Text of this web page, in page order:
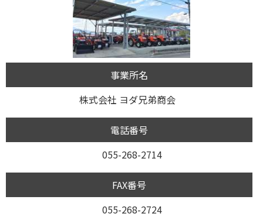
事業所名
株式会社 ヨダ兄弟商会
電話番号
055-268-2714
FAX番号
055-268-2724